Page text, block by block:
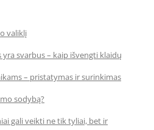
valiklį
svarbus – kaip išvengti klaidų
– pristatymas ir surinkimas
sodybą?
gali veikti ne tik tyliai, bet ir